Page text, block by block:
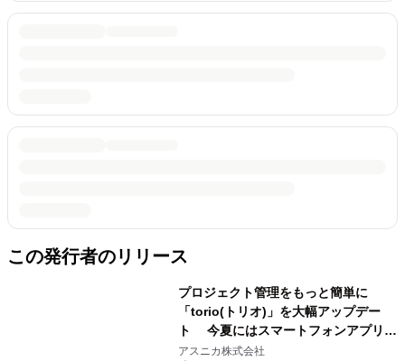
この発行者のリリース
プロジェクト管理をもっと簡単に
「torio(トリオ)」を大幅アップデー
ト 今夏にはスマートフォンアプリ版
もリリース予定
アスニカ株式会社